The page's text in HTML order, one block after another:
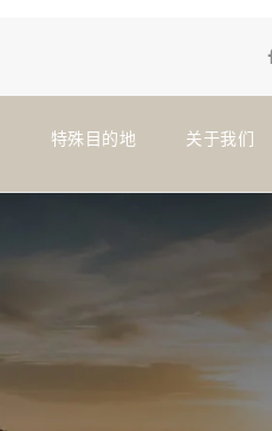
特殊目的地 关于我们